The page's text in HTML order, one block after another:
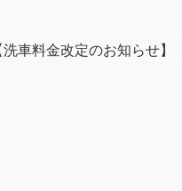
洗車料金改定のお知らせ】